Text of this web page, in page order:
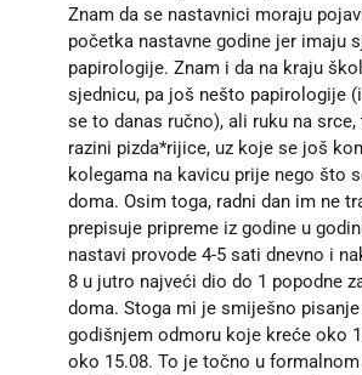
Znam da se nastavnici moraju
početka nastavne godine jer imaju
papirologije. Znam i da na kraju
sjednicu, pa još nešto papirologije
se to danas ručno), ali ruku na
razini pizda*rijice, uz koje se još
kolegama na kavicu prije nego što
doma. Osim toga, radni dan im ne
prepisuje pripreme iz godine u
nastavi provode 4-5 sati dnevno i
8 u jutro najveći dio do 1 popodne
doma. Stoga mi je smiješno
godišnjem odmoru koje kreće oko
oko 15.08. To je točno u